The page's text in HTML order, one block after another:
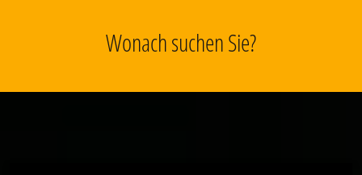
Wonach suchen Sie?